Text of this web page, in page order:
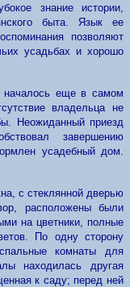
знание истории,
быта. Язык ее
позволяют
усадьбах и хорошо
началось еще в самом
владельца не
Неожиданный приезд
завершению
усадебный дом.
с стеклянной дверью
расположены были
на цветники, полные
По одну сторону
комнаты для
находилась другая
к саду; перед ней